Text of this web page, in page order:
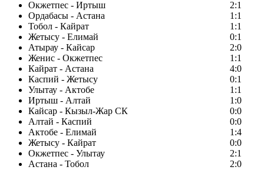
Окжетпес - Иртыш
2:1
Ордабасы - Астана
1:1
Тобол - Кайрат
1:1
Жетысу - Елимай
0:1
Атырау - Кайсар
2:0
Женис - Окжетпес
1:1
Кайрат - Астана
4:0
Каспий - Жетысу
0:1
Улытау - Актобе
1:1
Иртыш - Алтай
1:0
Кайсар - Кызыл-Жар СК
0:0
Алтай - Каспий
0:0
Актобе - Елимай
1:4
Жетысу - Кайрат
0:0
Окжетпес - Улытау
2:1
Астана - Тобол
2:0